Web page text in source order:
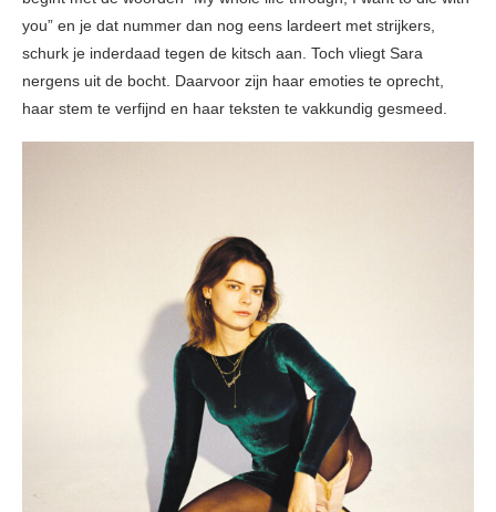
you” en je dat nummer dan nog eens lardeert met strijkers,
schurk je inderdaad tegen de kitsch aan. Toch vliegt Sara
nergens uit de bocht. Daarvoor zijn haar emoties te oprecht,
haar stem te verfijnd en haar teksten te vakkundig gesmeed.